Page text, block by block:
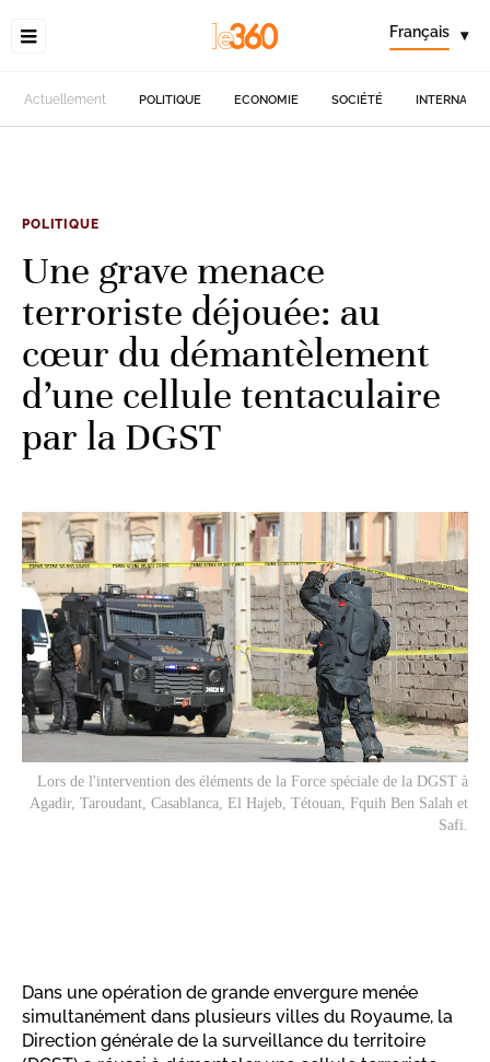
Français ▾
Actuellement POLITIQUE ECONOMIE SOCIÉTÉ
POLITIQUE
Une grave menace
terroriste déjouée: au
cœur du démantèlement
d’une cellule tentaculaire
par la DGST
Lors de l'intervention des éléments de la Force spéciale de la DGST à
Agadir, Taroudant, Casablanca, El Hajeb, Tétouan, Fquih Ben Salah et
Safi.
Dans une opération de grande envergure menée
simultanément dans plusieurs villes du Royaume, la
Direction générale de la surveillance du territoire